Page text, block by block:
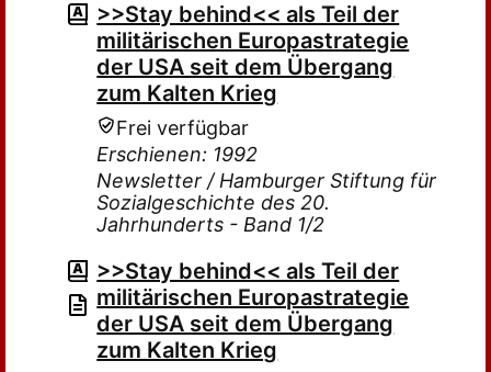
>>Stay behind<< als Teil der
militärischen Europastrategie
der USA seit dem Übergang
zum Kalten Krieg
Frei verfügbar
Erschienen: 1992
Newsletter / Hamburger Stiftung für
Sozialgeschichte des 20.
Jahrhunderts - Band 1/2
>>Stay behind<< als Teil der
militärischen Europastrategie
der USA seit dem Übergang
zum Kalten Krieg